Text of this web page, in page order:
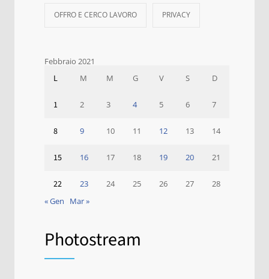
OFFRO E CERCO LAVORO PRIVACY
Febbraio 2021
L M M G V S D
1 2 3 4 5 6 7
8 9 10 11 12 13 14
15 16 17 18 19 20 21
22 23 24 25 26 27
28
« Gen
Mar »
Photostream